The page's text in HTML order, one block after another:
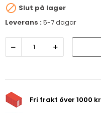
 Slut på lager
Leverans : 5-7 dagar
Fri frakt över 1000 kr